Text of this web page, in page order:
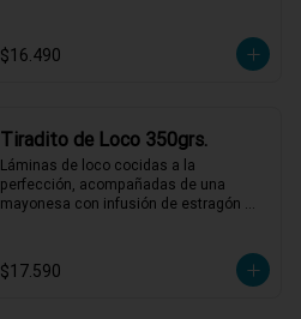
maracuyá y sesamo tostadas.
$16.490
Tiradito de Loco 350grs.
Láminas de loco cocidas a la
perfección, acompañadas de una
mayonesa con infusión de estragón
lleno de sabor y tradición. ¡Un platillo
que no te querrás perder! 🍽️🌿
$17.590